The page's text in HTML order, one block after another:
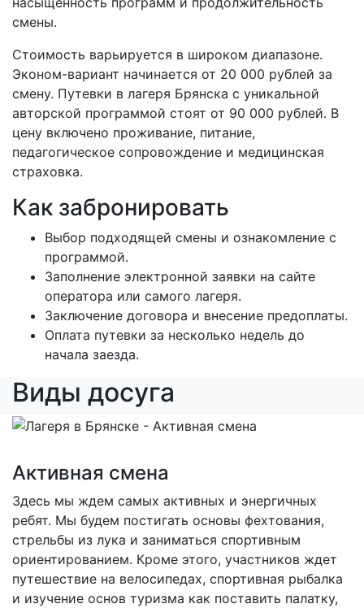
смены.
Стоимость варьируется в широком диапазоне.
Эконом-вариант начинается от 20 000 рублей за
смену. Путевки в лагеря Брянска с уникальной
авторской программой стоят от 90 000 рублей. В
цену включено проживание, питание,
педагогическое сопровождение и медицинская
страховка.
Как забронировать
Выбор подходящей смены и ознакомление с
программой.
Заполнение электронной заявки на сайте
оператора или самого лагеря.
Заключение договора и внесение предоплаты.
Оплата путевки за несколько недель до
начала заезда.
Виды досуга
Активная смена
Здесь мы ждем самых активных и энергичных
ребят. Мы будем постигать основы фехтования,
стрельбы из лука и заниматься спортивным
ориентированием. Кроме этого, участников ждет
путешествие на велосипедах, спортивная рыбалка
и изучение основ туризма как поставить палатку,